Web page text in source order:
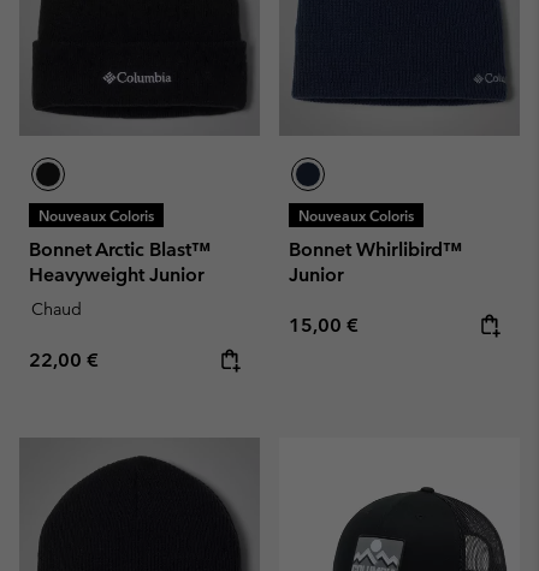
Nouveaux Coloris
Bonnet Arctic Blast™
Heavyweight Junior
Chaud
Regular price:
22,00 €
Nouveaux Coloris
Bonnet Whirlibird™
Junior
Regular price:
15,00 €